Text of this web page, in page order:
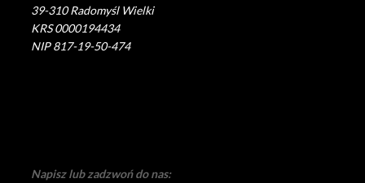
39-310 Radomyśl Wielki
KRS 0000194434
NIP 817-19-50-474
Napisz lub zadzwoń do nas: